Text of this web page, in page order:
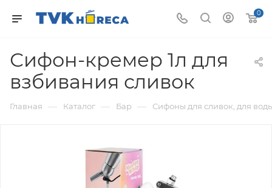
0
Сифон-кремер 1л для
взбивания сливок
Главная — Каталог — Бар — Сифоны для сливок, для